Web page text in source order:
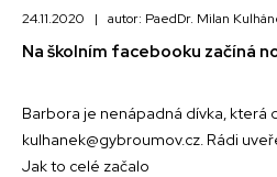
24.11.2020 | autor: PaedDr. Milan
Na školním facebooku začíná
Barbora je nenápadná dívka, která
kulhanek@gybroumov.cz. Rádi
Jak to celé začalo